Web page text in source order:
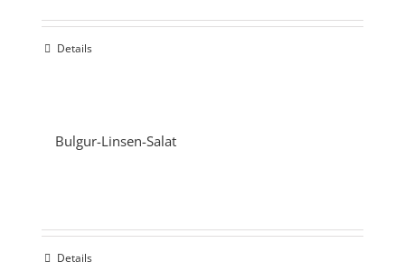
Details
Bulgur-Linsen-Salat
Details